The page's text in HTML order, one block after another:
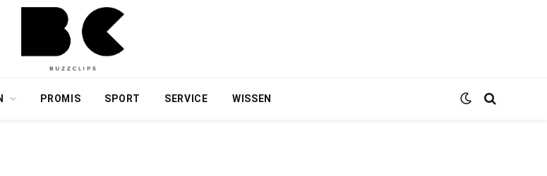
PROMIS SPORT SERVICE WISSEN